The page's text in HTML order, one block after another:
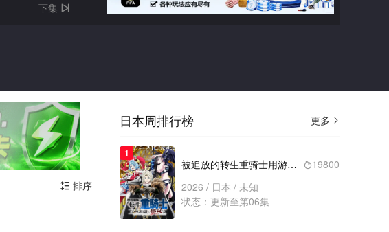
下集 
2024
2025 神椿市建设中
类型： / 年份：2025
 排序
更多 
日本周排行榜
1
19800
被追放的转生重骑士用游戏知识开无双
2026 / 日本 / 未知
状态：更新至第06集